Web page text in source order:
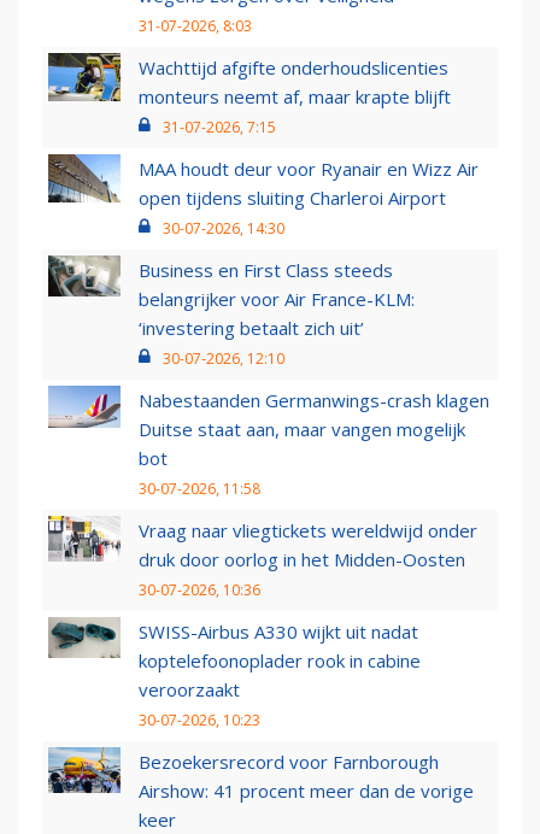
31-07-2026, 8:03
Wachttijd afgifte onderhoudslicenties
monteurs neemt af, maar krapte blijft
31-07-2026, 7:15
MAA houdt deur voor Ryanair en Wizz Air
open tijdens sluiting Charleroi Airport
30-07-2026, 14:30
Business en First Class steeds
belangrijker voor Air France-KLM:
‘investering betaalt zich uit’
30-07-2026, 12:10
Nabestaanden Germanwings-crash klagen
Duitse staat aan, maar vangen mogelijk
bot
30-07-2026, 11:58
Vraag naar vliegtickets wereldwijd onder
druk door oorlog in het Midden-Oosten
30-07-2026, 10:36
SWISS-Airbus A330 wijkt uit nadat
koptelefoonoplader rook in cabine
veroorzaakt
30-07-2026, 10:23
Bezoekersrecord voor Farnborough
Airshow: 41 procent meer dan de vorige
keer